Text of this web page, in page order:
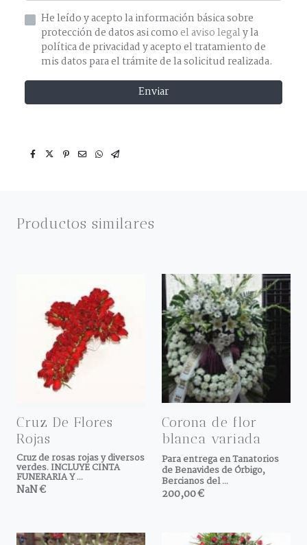
He leído y acepto la información básica sobre
protección de datos asi como el aviso legaly la
política de privacidad y acepto el tratamiento de
mis datos para el trámite de la solicitud realizada.
Enviar
Productos similares
Cruz De Flores
Rojas
Cruz de rosas rojas y diversos
verdes. INCLUYE CINTA
FUNERARIA Y ...
NaN €
Corona de flor
blanca variada
Para entrega en Tanatorios
de Benavides de Órbigo,
Bercianos del ...
200,00 €